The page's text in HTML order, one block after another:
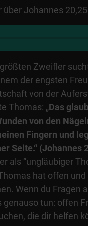
Johannes
Zweifler
der engsten
von der
Thomas: „Das
von den
Fingern und
Seite.“ (Johannes
als “ungläubiger
hat offen und
Wenn du Fragen
genauso tun: offen
die dir helfen